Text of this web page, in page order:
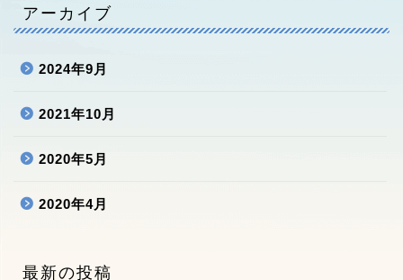
アーカイブ
2024年9月
2021年10月
2020年5月
2020年4月
最新の投稿